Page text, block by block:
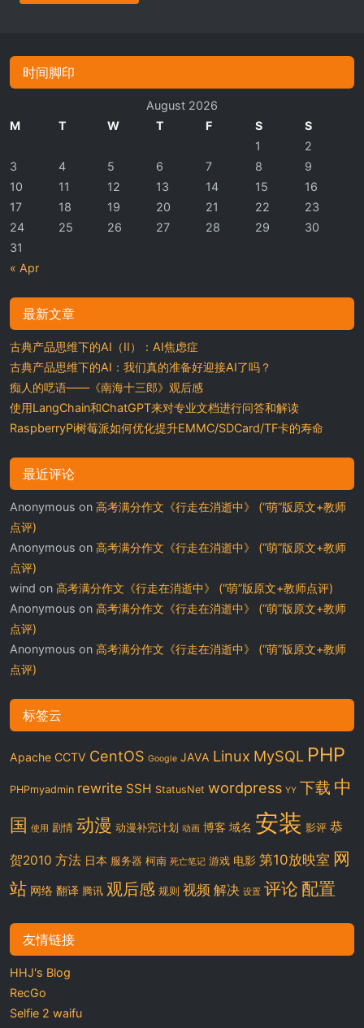
时间脚印
August 2026
M
T W T F S S
« Apr
1
2
3
4 5 6 7 8
9
10
11 12 13 14 15
16
17
18 19 20 21 22
23
24
25 26 27 28 29
30
31
最新文章
古典产品思维下的AI（II）：AI焦虑症
古典产品思维下的AI：我们真的准备好迎接AI了吗？
痴人的呓语——《南海十三郎》观后感
使用LangChain和ChatGPT来对专业文档进行问答和解读
RaspberryPi树莓派如何优化提升EMMC/SDCard/TF卡的寿命
最近评论
Anonymous on 高考满分作文《行走在消逝中》 (“萌”版原文+教师
点评)
Anonymous on 高考满分作文《行走在消逝中》 (“萌”版原文+教师
点评)
wind on 高考满分作文《行走在消逝中》 (“萌”版原文+教师点评)
Anonymous on 高考满分作文《行走在消逝中》 (“萌”版原文+教师
点评)
Anonymous on 高考满分作文《行走在消逝中》 (“萌”版原文+教师
点评)
标签云
Apache CCTV CentOS Google JAVA Linux MySQL PHP
PHPmyadmin rewrite SSH StatusNet wordpress YY 下载 中
国 使用 剧情 动漫 动漫补完计划 动画 博客 域名 安装 影评 恭
贺2010 方法 日本 服务器 柯南 死亡笔记 游戏 电影 第10放映室 网
站 网络 翻译 腾讯 观后感 规则 视频 解决 设置 评论 配置
友情链接
HHJ's Blog
RecGo
Selfie 2 waifu